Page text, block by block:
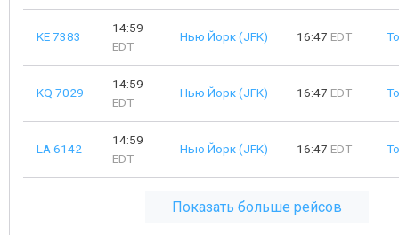
KE 7383
14:59
EDT
Нью Йорк (JFK) 16:47 EDT
KQ 7029
14:59
EDT
Нью Йорк (JFK) 16:47 EDT
LA 6142
14:59
EDT
Нью Йорк (JFK) 16:47 EDT
Показать больше рейсов